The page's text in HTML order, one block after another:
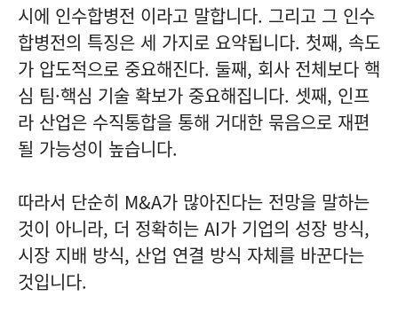
시에 인수합병전 이라고 말합니다. 그리고 그 인수
합병전의 특징은 세 가지로 요약됩니다. 첫째, 속도
가 압도적으로 중요해진다. 둘째, 회사 전체보다 핵
심 팀·핵심 기술 확보가 중요해집니다. 셋째, 인프
라 산업은 수직통합을 통해 거대한 묶음으로 재편
될 가능성이 높습니다.
따라서 단순히 M&A가 많아진다는 전망을 말하는
것이 아니라, 더 정확히는 AI가 기업의 성장 방식,
시장 지배 방식, 산업 연결 방식 자체를 바꾼다는
것입니다.